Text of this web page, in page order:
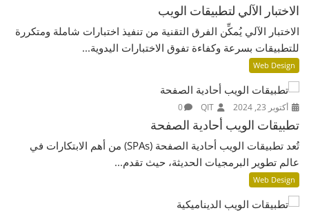
الاختبار الآلي لتطبيقات الويب
الاختبار الآلي يُمكِّن الفرق التقنية من تنفيذ اختبارات شاملة ومتكررة
للتطبيقات بسرعة وكفاءة تفوق الاختبارات اليدوية...
Web Design
أكتوبر 23, 2024 QIT
0
تطبيقات الويب أحادية الصفحة
تُعد تطبيقات الويب أحادية الصفحة (SPAs) من أهم الابتكارات في
عالم تطوير البرمجيات الحديثة، حيث تقدم...
Web Design